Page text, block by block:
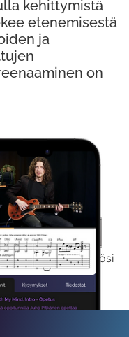
sisältömme käyttöösi
kehittymistä
etenemisestä
ja
on